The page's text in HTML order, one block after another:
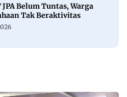
Belum Tuntas, Warga
Tak Beraktivitas